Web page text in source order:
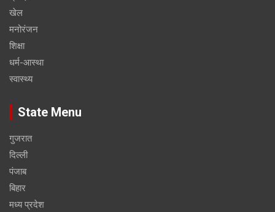
खेल
मनोरंजन
शिक्षा
धर्म-आस्था
स्वास्थ्य
State Menu
गुजरात
दिल्ली
पंजाब
बिहार
मध्य प्रदेश